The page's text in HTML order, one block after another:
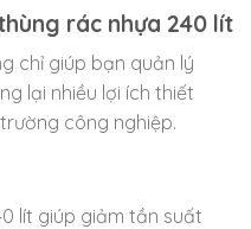
rác nhựa 240 lít
chỉ giúp bạn quản lý
lại nhiều lợi ích thiết
công nghiệp.
lít giúp giảm tần suất